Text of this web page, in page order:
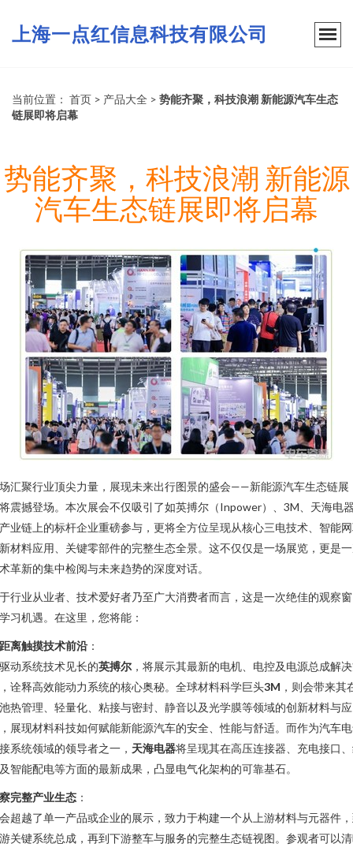
上海一点红信息科技有限公司
当前位置： 首页 > 产品大全 > 势能齐聚，科技浪潮 新能源汽车生态
链展即将启幕
势能齐聚，科技浪潮 新能源
汽车生态链展即将启幕
汇聚行业顶尖力量，展现未来出行图景的盛会——新能源汽车生态链展
震撼登场。本次展会不仅吸引了如英搏尔（Inpower）、3M、天海电
业链上的标杆企业重磅参与，更将全方位呈现从核心三电技术、智能
材料应用、关键零部件的完整生态全景。这不仅仅是一场展览，更是
革新的集中检阅与未来趋势的深度对话。
行业从业者、技术爱好者乃至广大消费者而言，这是一次绝佳的观察
习机遇。在这里，您将能：
离触摸技术前沿 ：
动系统技术见长的英搏尔 ，将展示其最新的电机、电控及电源总成解
诠释高效能动力系统的核心奥秘。全球材料科学巨头3M ，则会带来其
热管理、轻量化、粘接与密封、静音以及光学膜等领域的创新材料与应
展现材料科技如何赋能新能源汽车的安全、性能与舒适。而作为汽车
系统领域的领导者之一， 天海电器将呈现其在高压连接器、充电接口
智能配电等方面的最新成果，凸显电气化架构的可靠基石。
完整产业生态 ：
超越了单一产品或企业的展示，致力于构建一个从上游材料与元器件
关键系统总成，再到下游整车与服务的完整生态链视图。参观者可以